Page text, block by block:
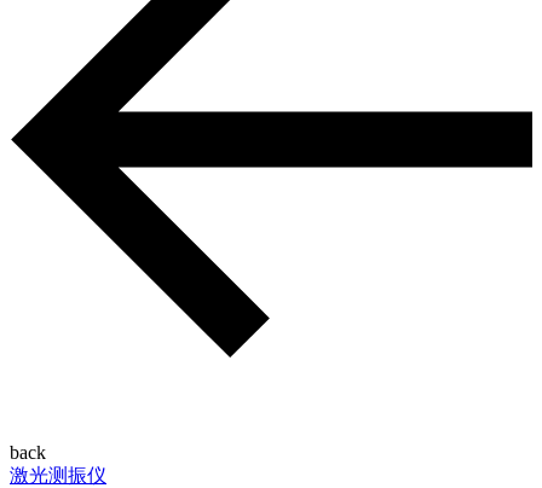
back
激光测振仪